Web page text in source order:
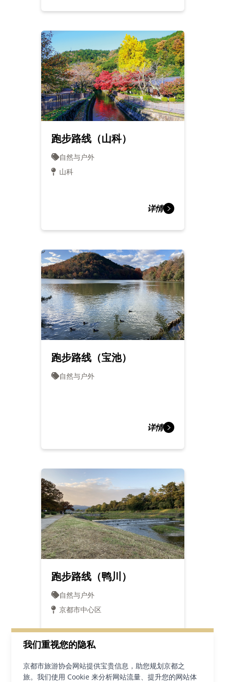
我们重视您的隐私
京都市旅游协会网站提供宝贵信息，助您规划京都之
旅。我们使用 Cookie 来分析网站流量、提升您的网站体
跑步路线（山科）
自然与户外
山科
详情
跑步路线（宝池）
自然与户外
详情
跑步路线（鸭川）
自然与户外
京都市中心区